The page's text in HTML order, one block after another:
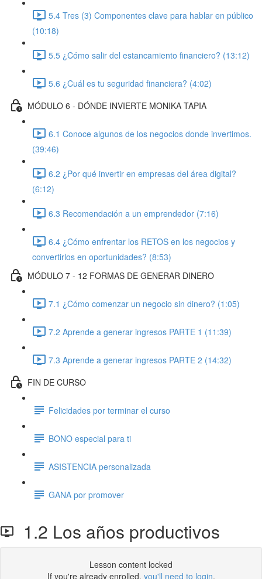
5.4 Tres (3) Componentes clave para hablar en público
(10:18)
5.5 ¿Cómo salir del estancamiento financiero? (13:12)
5.6 ¿Cuál es tu seguridad financiera? (4:02)
MÓDULO 6 - DÓNDE INVIERTE MONIKA TAPIA
6.1 Conoce algunos de los negocios donde invertimos.
(39:46)
6.2 ¿Por qué invertir en empresas del área digital?
(6:12)
6.3 Recomendación a un emprendedor (7:16)
6.4 ¿Cómo enfrentar los RETOS en los negocios y
convertirlos en oportunidades? (8:53)
MÓDULO 7 - 12 FORMAS DE GENERAR DINERO
7.1 ¿Cómo comenzar un negocio sin dinero? (1:05)
7.2 Aprende a generar ingresos PARTE 1 (11:39)
7.3 Aprende a generar ingresos PARTE 2 (14:32)
FIN DE CURSO
Felicidades por terminar el curso
BONO especial para ti
ASISTENCIA personalizada
GANA por promover
1.2 Los años productivos
Lesson content locked
If you're already enrolled, you'll need to login.